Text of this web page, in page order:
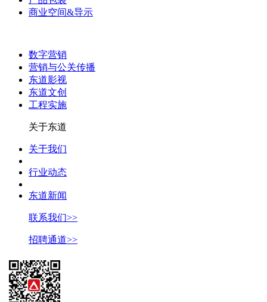
商业空间&导示
数字营销
营销与公关传播
东道影视
东道文创
工程实施
关于东道
关于我们
行业动态
东道新闻
联系我们>>
招聘通道>>